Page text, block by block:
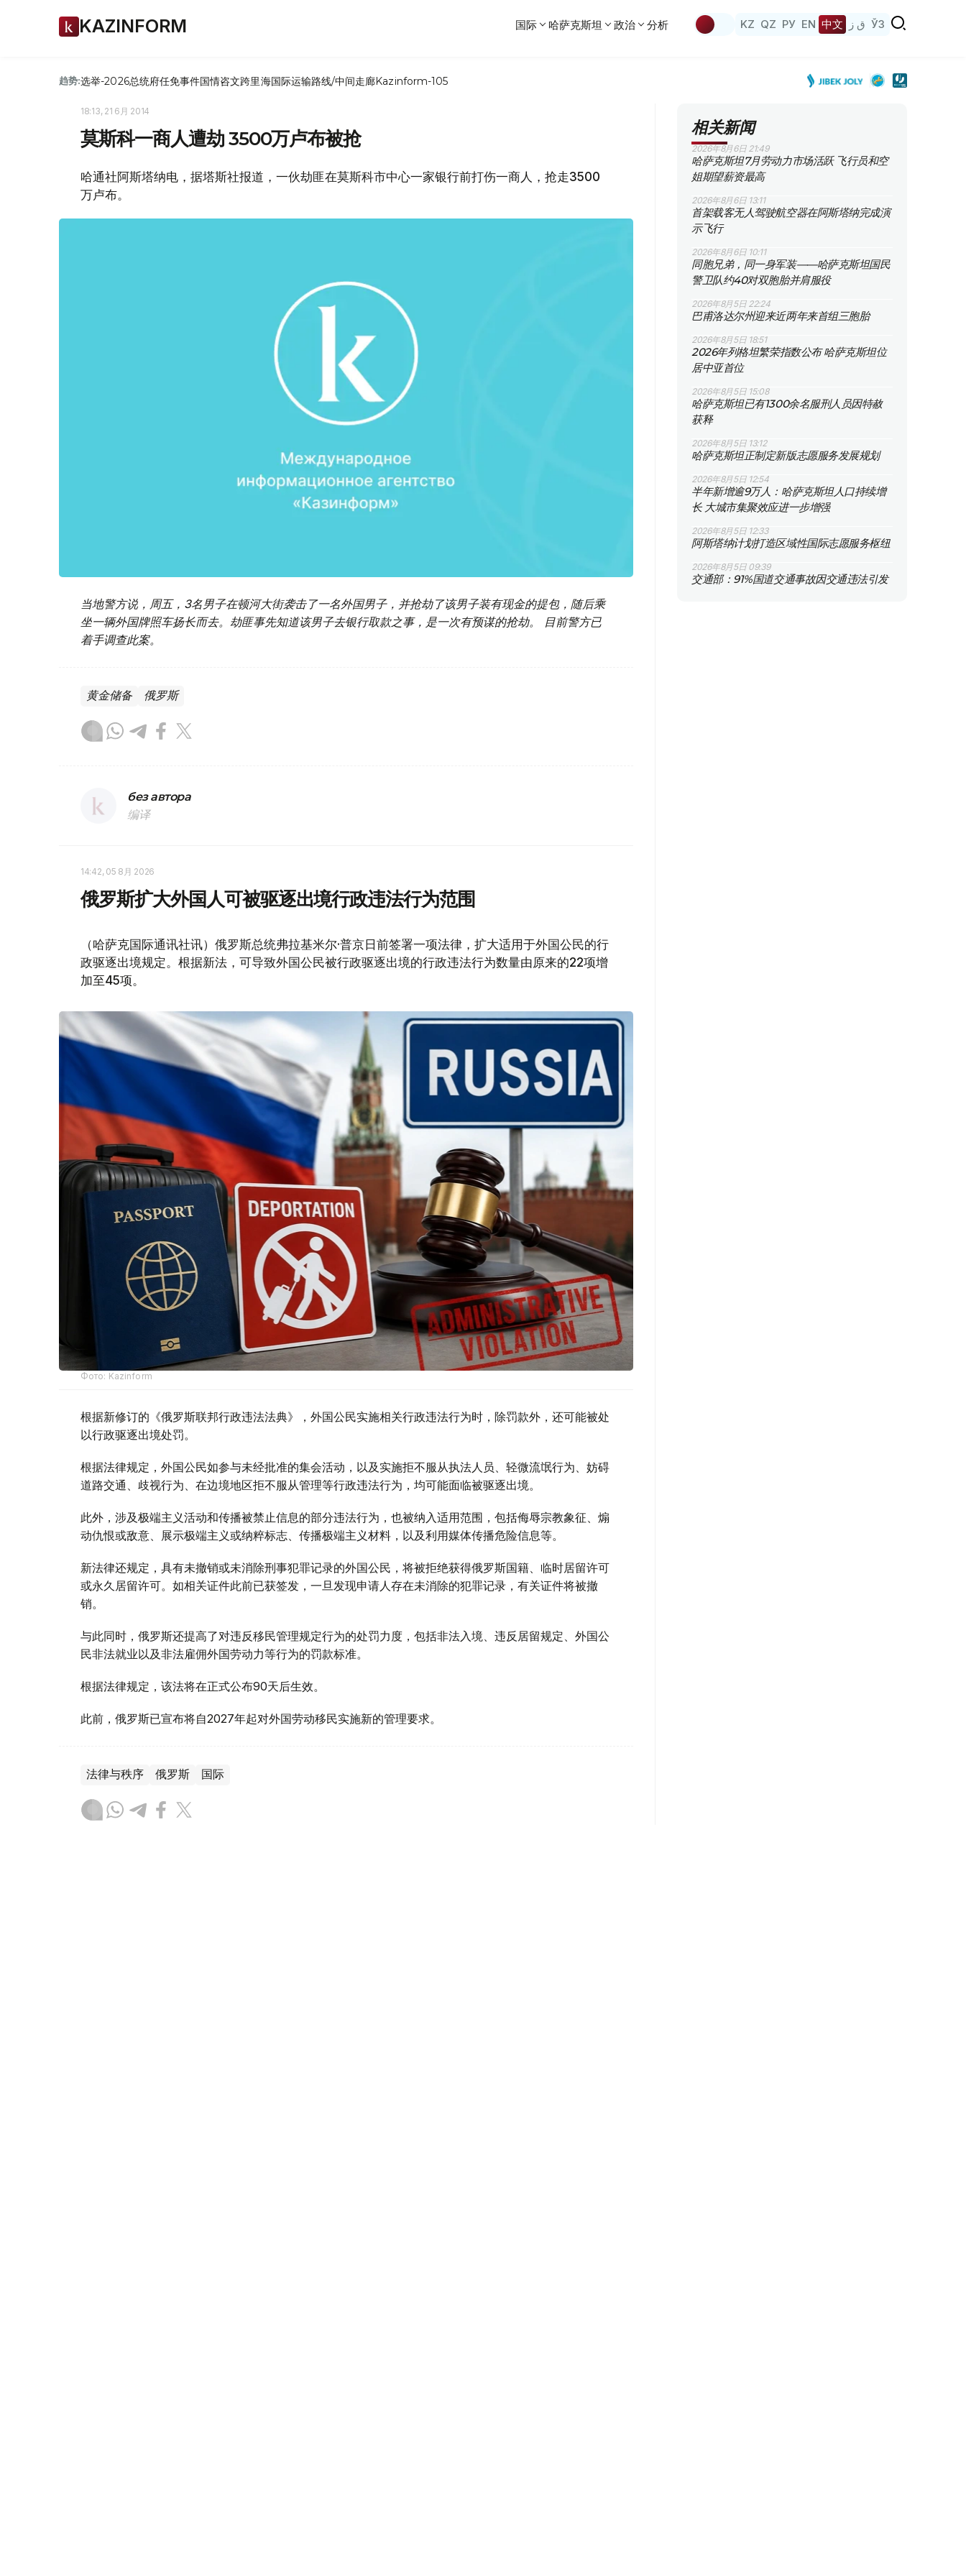
KAZINFORM 国际 哈萨克斯坦 政治 分析 KZ QZ РУ EN 中文 ق ز ЎЗ
趋势:选举-2026总统府任免事件国情咨文跨里海国际运输路线/中间走廊Kazinform-105
18:13, 21 6月 2014
莫斯科一商人遭劫 3500万卢布被抢
哈通社阿斯塔纳电，据塔斯社报道，一伙劫匪在莫斯科市中心一家银行前打伤一商人，抢走3500
万卢布。
当地警方说，周五，3名男子在顿河大街袭击了一名外国男子，并抢劫了该男子装有现金的提包，随后乘
坐一辆外国牌照车扬长而去。劫匪事先知道该男子去银行取款之事，是一次有预谋的抢劫。 目前警方已
着手调查此案。
黄金储备 俄罗斯
без автора
编译
14:42, 05 8月 2026
俄罗斯扩大外国人可被驱逐出境行政违法行为范围
（哈萨克国际通讯社讯）俄罗斯总统弗拉基米尔·普京日前签署一项法律，扩大适用于外国公民的行
政驱逐出境规定。根据新法，可导致外国公民被行政驱逐出境的行政违法行为数量由原来的22项增
加至45项。
Фото: Kazinform
根据新修订的《俄罗斯联邦行政违法法典》，外国公民实施相关行政违法行为时，除罚款外，还可能被处
以行政驱逐出境处罚。
根据法律规定，外国公民如参与未经批准的集会活动，以及实施拒不服从执法人员、轻微流氓行为、妨碍
道路交通、歧视行为、在边境地区拒不服从管理等行政违法行为，均可能面临被驱逐出境。
此外，涉及极端主义活动和传播被禁止信息的部分违法行为，也被纳入适用范围，包括侮辱宗教象征、煽
动仇恨或敌意、展示极端主义或纳粹标志、传播极端主义材料，以及利用媒体传播危险信息等。
新法律还规定，具有未撤销或未消除刑事犯罪记录的外国公民，将被拒绝获得俄罗斯国籍、临时居留许可
或永久居留许可。如相关证件此前已获签发，一旦发现申请人存在未消除的犯罪记录，有关证件将被撤
销。
与此同时，俄罗斯还提高了对违反移民管理规定行为的处罚力度，包括非法入境、违反居留规定、外国公
民非法就业以及非法雇佣外国劳动力等行为的罚款标准。
根据法律规定，该法将在正式公布90天后生效。
此前，俄罗斯已宣布将自2027年起对外国劳动移民实施新的管理要求。
法律与秩序 俄罗斯 国际
相关新闻
2026年8月6日 21:49
哈萨克斯坦7月劳动力市场活跃 飞行员和空
姐期望薪资最高
2026年8月6日 13:11
首架载客无人驾驶航空器在阿斯塔纳完成演
示飞行
2026年8月6日 10:11
同胞兄弟，同一身军装——哈萨克斯坦国民
警卫队约40对双胞胎并肩服役
2026年8月5日 22:24
巴甫洛达尔州迎来近两年来首组三胞胎
2026年8月5日 18:51
2026年列格坦繁荣指数公布 哈萨克斯坦位
居中亚首位
2026年8月5日 15:08
哈萨克斯坦已有1300余名服刑人员因特赦
获释
2026年8月5日 13:12
哈萨克斯坦正制定新版志愿服务发展规划
2026年8月5日 12:54
半年新增逾9万人：哈萨克斯坦人口持续增
长 大城市集聚效应进一步增强
2026年8月5日 12:33
阿斯塔纳计划打造区域性国际志愿服务枢纽
2026年8月5日 09:39
交通部：91%国道交通事故因交通违法引发